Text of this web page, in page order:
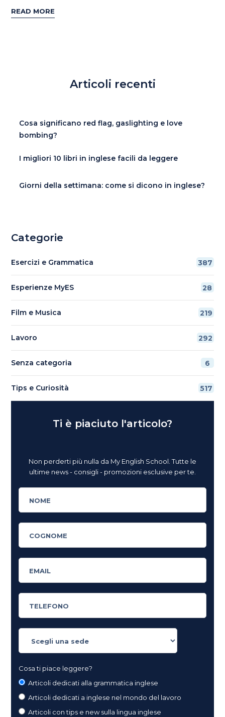
READ MORE
Articoli recenti
Cosa significano red flag, gaslighting e love
bombing?
I migliori 10 libri in inglese facili da leggere
Giorni della settimana: come si dicono in inglese?
Categorie
Esercizi e Grammatica 387
Esperienze MyES 28
Film e Musica 219
Lavoro 292
Senza categoria 6
Tips e Curiosità 517
Ti è piaciuto l'articolo?
Non perderti più nulla da My English School. Tutte le
ultime news - consigli - promozioni esclusive per te.
Cosa ti piace leggere?
Articoli dedicati alla grammatica inglese
Articoli dedicati a inglese nel mondo del lavoro
Articoli con tips e new sulla lingua inglese